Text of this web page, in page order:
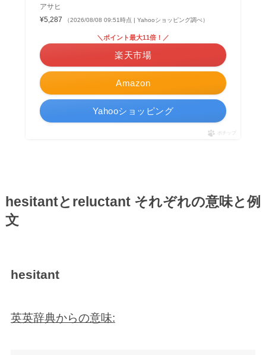
アサヒ
¥5,287
（2026/08/08 09:51時点 | Yahooショッピング調べ）
Amazon
＼ポイント最大11倍！／
楽天市場
Yahooショッピング
ポチップ
hesitantとreluctant それぞれの意味と例
文
hesitant
英英辞典からの意味: